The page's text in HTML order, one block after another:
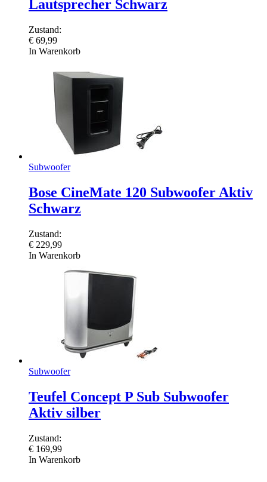
Lautsprecher Schwarz
Zustand:
€ 69,99
In Warenkorb
Subwoofer
Bose CineMate 120 Subwoofer Aktiv
Schwarz
Zustand:
€ 229,99
In Warenkorb
Subwoofer
Teufel Concept P Sub Subwoofer
Aktiv silber
Zustand:
€ 169,99
In Warenkorb